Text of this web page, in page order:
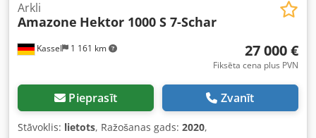
Kassel 1 161 km
Arkli
Amazone Hektor 1000 S 7-Schar
27 000 €
Fiksēta cena plus PVN
Pieprasīt Zvanīt
Stāvoklis: lietots, Ražošanas gads: 2020,